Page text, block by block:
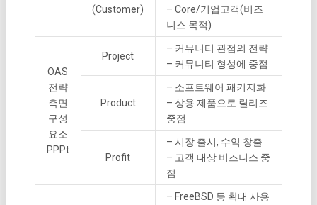
(Customer)
– Core/기업고객(비즈
니스 목적)
OAS
전략
측면
구성
요소
PPPt
Project
– 커뮤니티 관점의 전략
– 커뮤니티 형성에 중점
Product
– 소프트웨어 패키지화
– 상용 제품으로 릴리즈
중점
Profit
– 시장 출시, 수익 창출
– 고객 대상 비즈니스 중
점
– FreeBSD 등 확대 사용